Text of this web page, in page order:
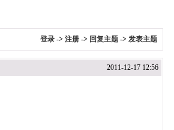
登录 -> 注册 -> 回复主题 -> 发表主题
2011-12-17 12:56